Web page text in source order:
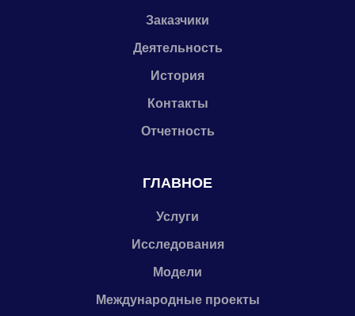
Заказчики
Деятельность
История
Контакты
Отчетность
ГЛАВНОЕ
Услуги
Исследования
Модели
Международные проекты